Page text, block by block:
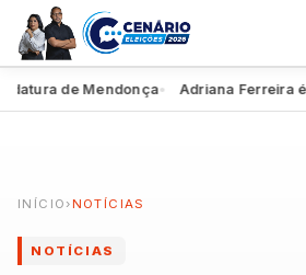
de Mendonça● Adriana Ferreira é
INÍCIO › NOTÍCIAS
NOTÍCIAS